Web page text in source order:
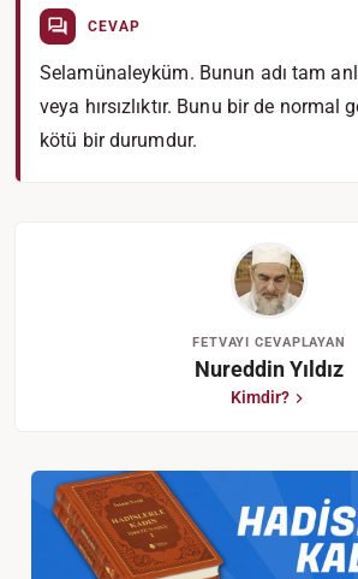
CEVAP
Selamünaleyküm. Bunun adı tam
veya hırsızlıktır. Bunu bir de normal
kötü bir durumdur.
FETVAYI CEVAPLAYAN
Nureddin Yıldız
Kimdir?